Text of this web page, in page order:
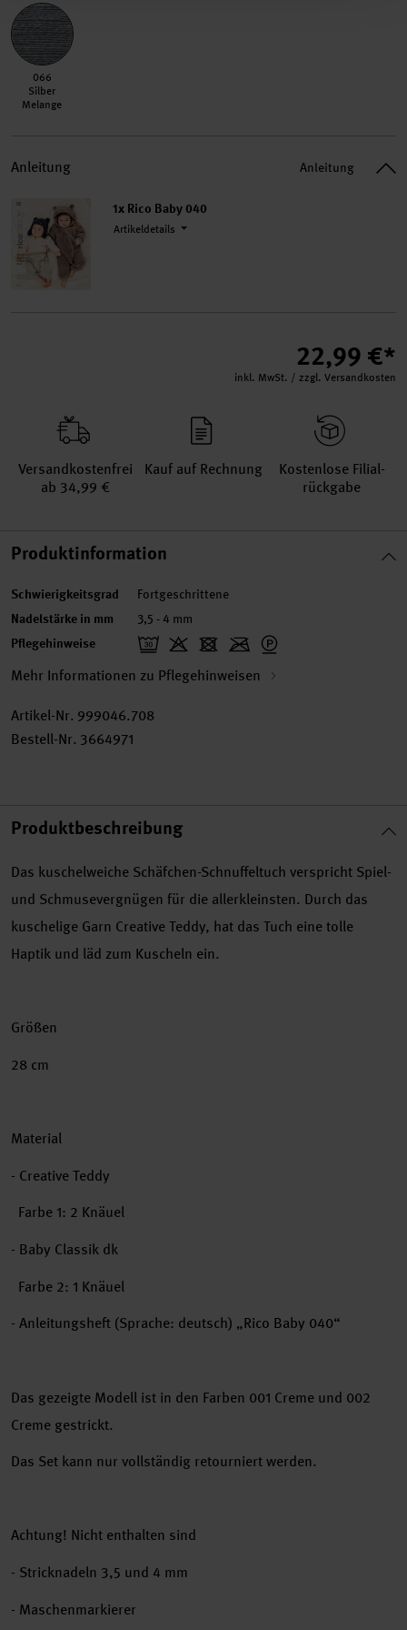
066 Silber Melange
066
Silber
Melange
Anleitung Anleitung
1x Rico Baby 040
Artikeldetails
22,99 €*
inkl. MwSt. / zzgl. Versandkosten
Versand­kosten­frei
ab 34,99 €
Kauf auf Rechnung
Kosten­lose Filial­
rückgabe
Produktinformation
Schwierigkeitsgrad Fortgeschrittene
Nadelstärke in mm 3,5 - 4 mm
Pflegehinweise
Mehr Informationen zu Pflegehinweisen
Artikel-Nr. 999046.708
Bestell-Nr. 3664971
Produktbeschreibung
Das kuschelweiche Schäfchen-Schnuffeltuch verspricht Spiel-
und Schmusevergnügen für die allerkleinsten. Durch das
kuschelige Garn Creative Teddy, hat das Tuch eine tolle
Haptik und läd zum Kuscheln ein.
Größen
28 cm
Material
- Creative Teddy
Farbe 1: 2 Knäuel
- Baby Classik dk
Farbe 2: 1 Knäuel
- Anleitungsheft (Sprache: deutsch) „Rico Baby 040“
Das gezeigte Modell ist in den Farben 001 Creme und 002
Creme gestrickt.
Das Set kann nur vollständig retourniert werden.
Achtung! Nicht enthalten sind
- Stricknadeln 3,5 und 4 mm
- Maschenmarkierer